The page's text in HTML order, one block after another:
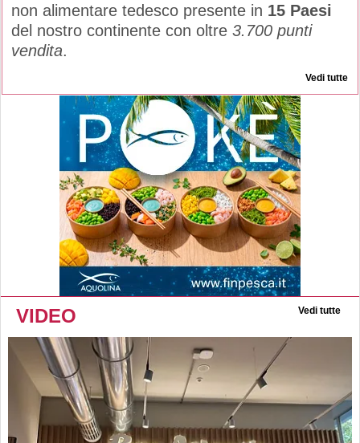
non alimentare tedesco presente in 15 Paesi
del nostro continente con oltre 3.700 punti
vendita.
Vedi tutte
VIDEO Vedi tutte